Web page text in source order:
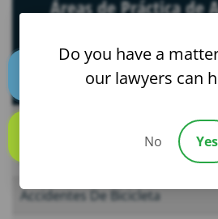
Áreas de Práctica de
en Tampa
Accidentes De Bicicleta
Do you have a
our lawyers can
No Yes